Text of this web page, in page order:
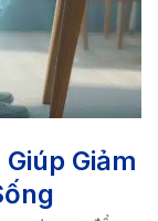
Giảm